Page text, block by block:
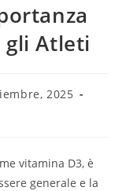
gli Atleti
2025
vitamina D3, è
generale e la